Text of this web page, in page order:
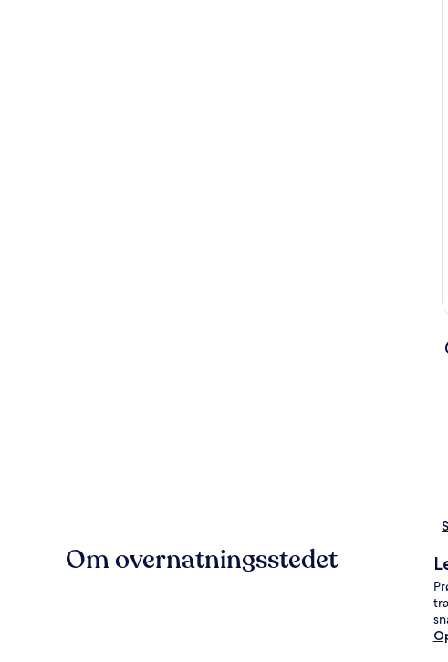
Om overnatningsstedet